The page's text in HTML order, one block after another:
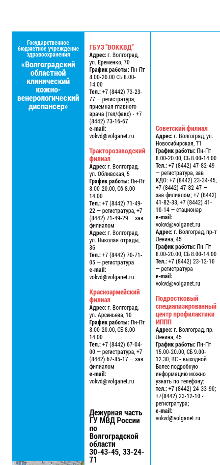
Государственное
бюджетное учреждение
здравоохранения
«Волгоградский
областной
клинический
кожно-
венерологический
диспансер»
ГБУЗ "ВОККВД"
Адрес:г. Волгоград,
ул. Еременко, 70
График работы:Пн-Пт
8.00-20.00 СБ 8.00-
14.00
Тел.:+7 (8442) 73-23-
77 — регистратура,
приемная главного
врача (тел/факс) - +7
(8442) 73-16-67
e-mail:
vokvd@volganet.ru
Тракторозаводский
филиал
Адрес:г. Волгоград,
ул. Обливская, 5
График работы:Пн-Пт
8.00-20.00, Сб 8.00-
14.00
Тел.:+7 (8442) 71-49-
22 — регистратура, +7
(8442) 71-49-29 — зав.
филиалом
Адрес:г. Волгоград,
ул. Николая отрады,
36
Тел.:+7 (8442) 70-71-
05 — регистратура
e-mail:
vokvd@volganet.ru
Красноармейский
филиал
Адрес:г. Волгоград,
ул. Арсеньева, 10
График работы:Пн-Пт
8.00-20.00, СБ 8.00-
14.00
Тел.:+7 (8442) 67-04-
00 — регистратура, +7
(8442) 67-85-17 — зав.
филиалом
e-mail:
vokvd@volganet.ru
Дежурная часть
ГУ МВД России
по
Волгоградской
области
30-43-45, 33-24-
71
Советский филиал
Адрес:г. Волгоград, ул.
Новосибирская, 71
График работы:Пн-Пт
8.00-20.00, СБ 8.00-14.00
Тел.:+7 (8442) 47-82-49
— регистратура, зав
КДО: +7 (8442) 23-34-45,
+7 (8442) 47-82-47 —
зав филиалом; +7 (8442)
41-82-33, +7 (8442) 41-
10-14 — стационар
e-mail:
vokvd@volganet.ru
Адрес:г. Волгоград, пр-т
Ленина, 45
График работы:Пн-Пт
8.00-20.00, СБ 8.00-14.00
Тел.:+7 (8442) 23-12-10
— регистратура
e-mail:
vokvd@volganet.ru
Подростковый
специализированный
центр профилактики
ИППП
Адрес:г. Волгоград, пр.
Ленина, 45
График работы:Пн-Пт
15.00-20.00, СБ 9.00-
12.30, ВС - выходной
Более подробную
информацию можно
узнать по телефону:
тел.:+7 (8442) 24-33-90;
+7(8442) 23-12-10 -
регистратура;
e-mail:
vokvd@volganet.ru